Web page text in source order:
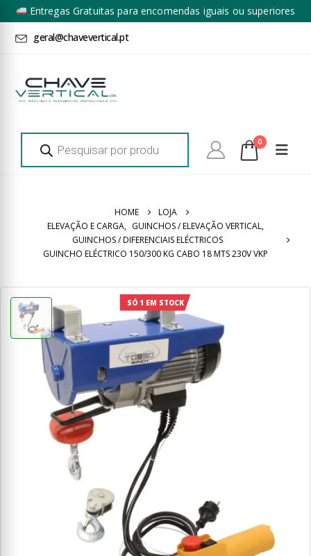
Entregas Gratuitas para encomendas iguais ou superiores
a 100€ + IVA*
geral@chavevertical.pt
Products
search 0
HOME
LOJA
ELEVAÇÃO E CARGA, GUINCHOS / ELEVAÇÃO VERTICAL,
GUINCHOS / DIFERENCIAIS ELÉCTRICOS
GUINCHO ELÉCTRICO 150/300 KG CABO 18 MTS 230V VKP
SÓ 1 EM STOCK